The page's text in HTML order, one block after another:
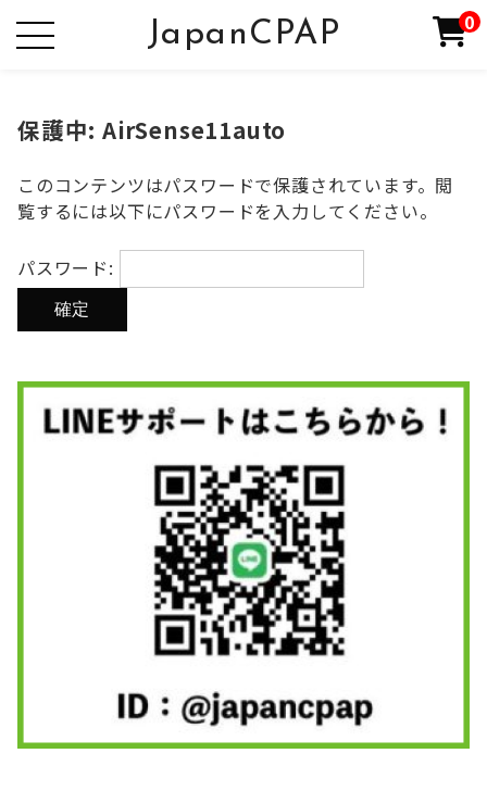
JapanCPAP 0
保護中: AirSense11auto
このコンテンツはパスワードで保護されています。閲
覧するには以下にパスワードを入力してください。
パスワード: